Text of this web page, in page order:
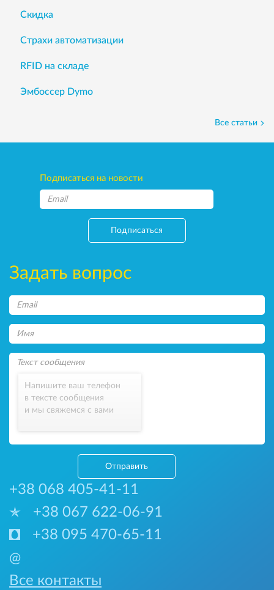
Скидка
Страхи автоматизации
RFID на складе
Эмбоссер Dymo
Все статьи
Подписаться на новости
Подписаться
Задать вопрос
Напишите ваш телефон
в тексте сообщения
и мы свяжемся с вами
Отправить
+38 068 405-41-11
+38 067 622-06-91
+38 095 470-65-11
@
Все контакты